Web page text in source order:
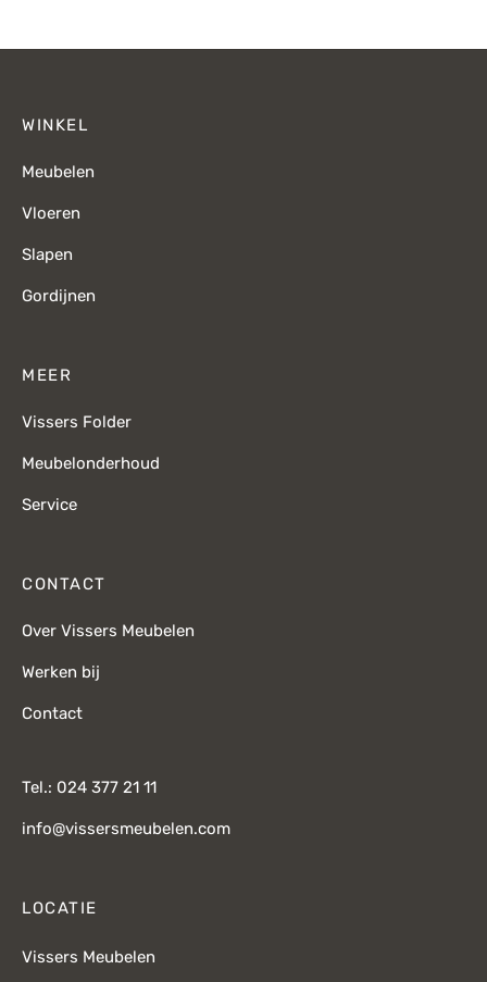
WINKEL
Meubelen
Vloeren
Slapen
Gordijnen
MEER
Vissers Folder
Meubelonderhoud
Service
CONTACT
Over Vissers Meubelen
Werken bij
Contact
Tel.: 024 377 21 11
info@vissersmeubelen.com
LOCATIE
Vissers Meubelen